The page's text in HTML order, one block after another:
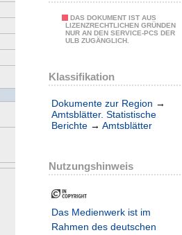
DAS DOKUMENT IST AUS
LIZENZRECHTLICHEN GRÜNDEN
NUR AN DEN SERVICE-PCS DER
ULB ZUGÄNGLICH.
Klassifikation
Dokumente zur Region →
Amtsblätter. Statistische
Berichte → Amtsblätter
Nutzungshinweis
Das Medienwerk ist im
Rahmen des deutschen